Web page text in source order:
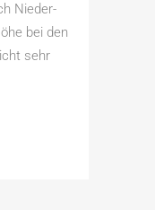
Nieder-
bei den
sehr